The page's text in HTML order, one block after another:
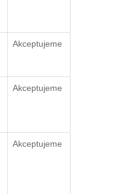
Akceptujeme
Akceptujeme
Akceptujeme